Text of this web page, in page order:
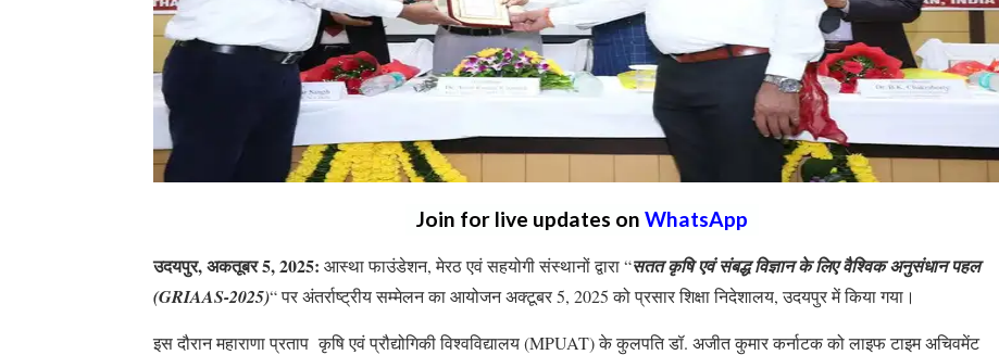
Join for live updates on WhatsApp
उदयपुर, अकतूबर 5, 2025: आस्था फाउंडेशन, मेरठ एवं सहयोगी संस्थानों द्वारा “सतत कृषि एवं संबद्ध विज्ञान के लिए वैश्विक अनुसंधान पहल
(GRIAAS-2025)“ पर अंतर्राष्ट्रीय सम्मेलन का आयोजन अक्टूबर 5, 2025 को प्रसार शिक्षा निदेशालय, उदयपुर में किया गया।
इस दौरान महाराणा प्रताप कृषि एवं प्रौद्योगिकी विश्वविद्यालय (MPUAT) के कुलपति डॉ. अजीत कुमार कर्नाटक को लाइफ टाइम अचिवमेंट